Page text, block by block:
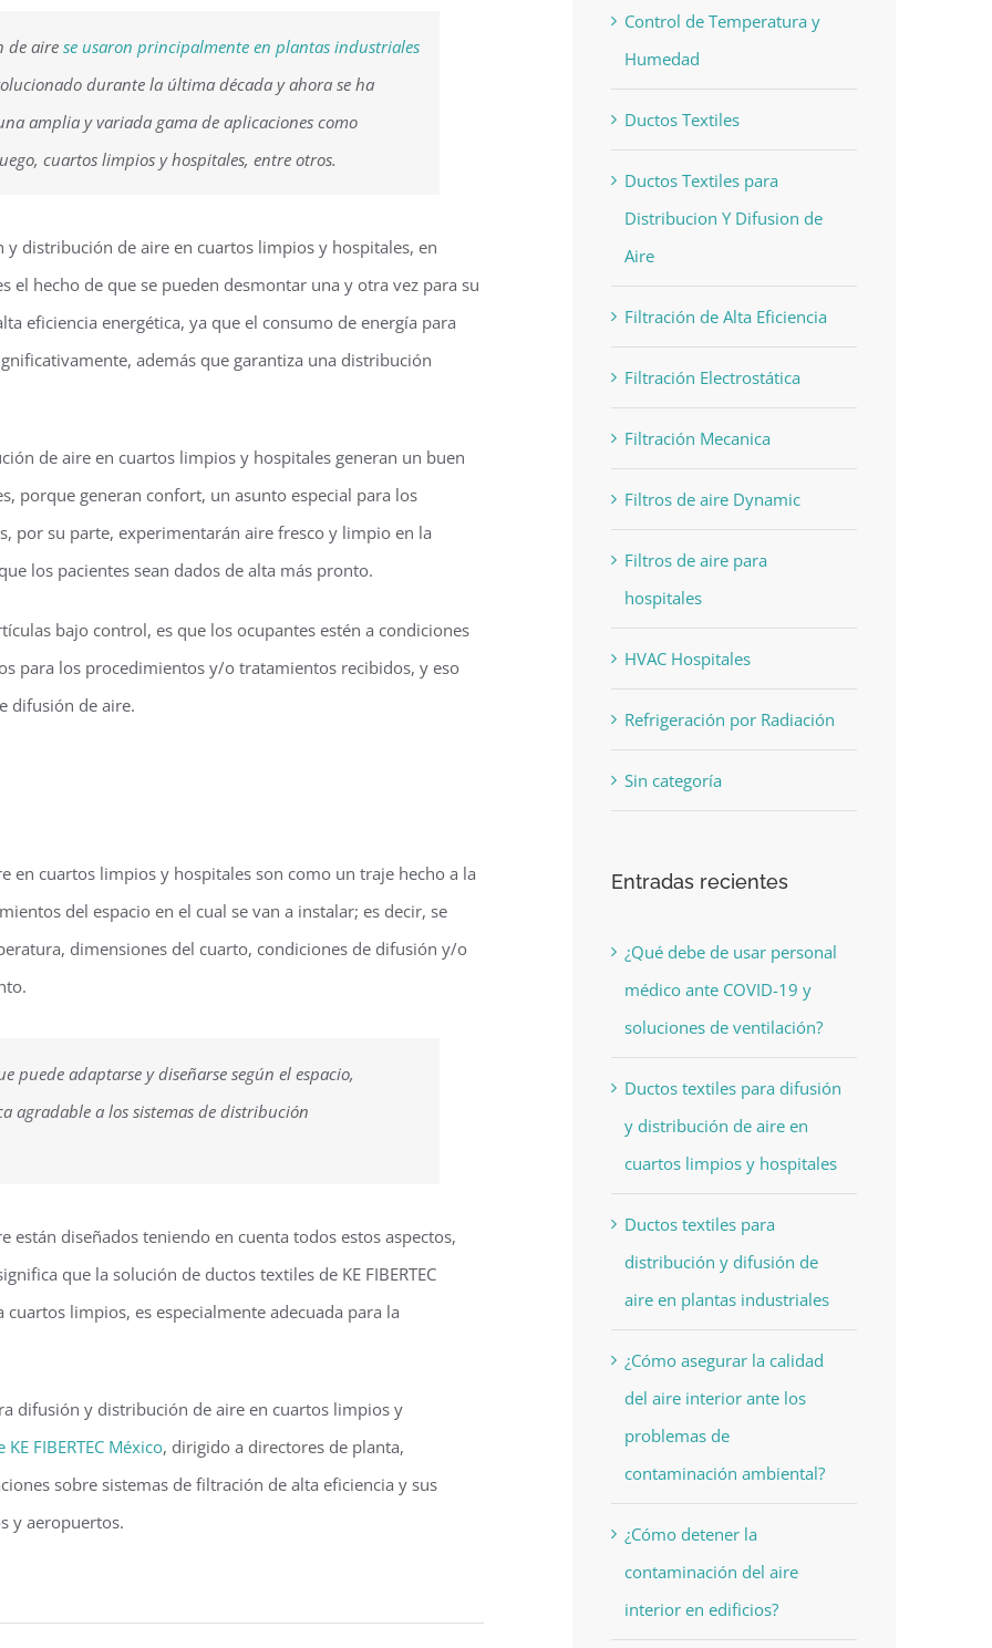
de aire se usaron principalmente en plantas industriales
durante la última década y ahora se ha
amplia y variada gama de aplicaciones como
cuartos limpios y hospitales, entre otros.
distribución de aire en cuartos limpios y hospitales, en
el hecho de que se pueden desmontar una y otra vez para su
eficiencia energética, ya que el consumo de energía para
además que garantiza una distribución
de aire en cuartos limpios y hospitales generan un buen
porque generan confort, un asunto especial para los
por su parte, experimentarán aire fresco y limpio en la
los pacientes sean dados de alta más pronto.
bajo control, es que los ocupantes estén a condiciones
para los procedimientos y/o tratamientos recibidos, y eso
difusión de aire.
en cuartos limpios y hospitales son como un traje hecho a la
del espacio en el cual se van a instalar; es decir, se
dimensiones del cuarto, condiciones de difusión y/o
puede adaptarse y diseñarse según el espacio,
a los sistemas de distribución
diseñados teniendo en cuenta todos estos aspectos,
que la solución de ductos textiles de KE FIBERTEC
limpios, es especialmente adecuada para la
difusión y distribución de aire en cuartos limpios y
FIBERTEC México, dirigido a directores de planta,
sobre sistemas de filtración de alta eficiencia y sus
y aeropuertos.
Control de Temperatura y
Humedad
Ductos Textiles
Ductos Textiles para
Distribucion Y Difusion de
Aire
Filtración de Alta Eficiencia
Filtración Electrostática
Filtración Mecanica
Filtros de aire Dynamic
Filtros de aire para
hospitales
HVAC Hospitales
Refrigeración por Radiación
Sin categoría
Entradas recientes
¿Qué debe de usar personal
médico ante COVID-19 y
soluciones de ventilación?
Ductos textiles para difusión
y distribución de aire en
cuartos limpios y hospitales
Ductos textiles para
distribución y difusión de
aire en plantas industriales
¿Cómo asegurar la calidad
del aire interior ante los
problemas de
contaminación ambiental?
¿Cómo detener la
contaminación del aire
interior en edificios?